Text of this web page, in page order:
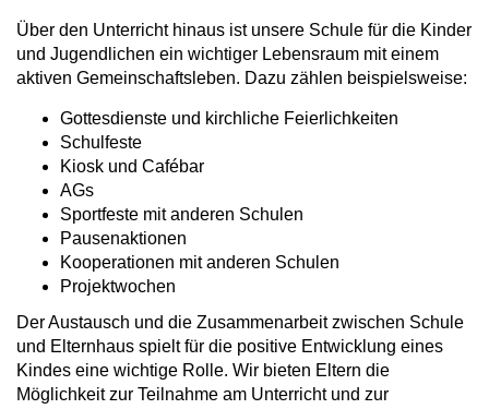
Über den Unterricht hinaus ist unsere Schule für die Kinder
und Jugendlichen ein wichtiger Lebensraum mit einem
aktiven Gemeinschaftsleben. Dazu zählen beispielsweise:
Gottesdienste und kirchliche Feierlichkeiten
Schulfeste
Kiosk und Cafébar
AGs
Sportfeste mit anderen Schulen
Pausenaktionen
Kooperationen mit anderen Schulen
Projektwochen
Der Austausch und die Zusammenarbeit zwischen Schule
und Elternhaus spielt für die positive Entwicklung eines
Kindes eine wichtige Rolle. Wir bieten Eltern die
Möglichkeit zur Teilnahme am Unterricht und zur